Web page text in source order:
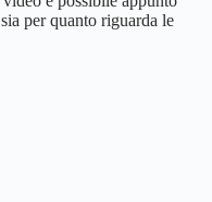
per quanto riguarda le